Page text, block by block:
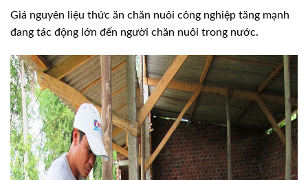
Giá nguyên liệu thức ăn chăn nuôi công nghiệp tăng mạnh
đang tác động lớn đến người chăn nuôi trong nước.